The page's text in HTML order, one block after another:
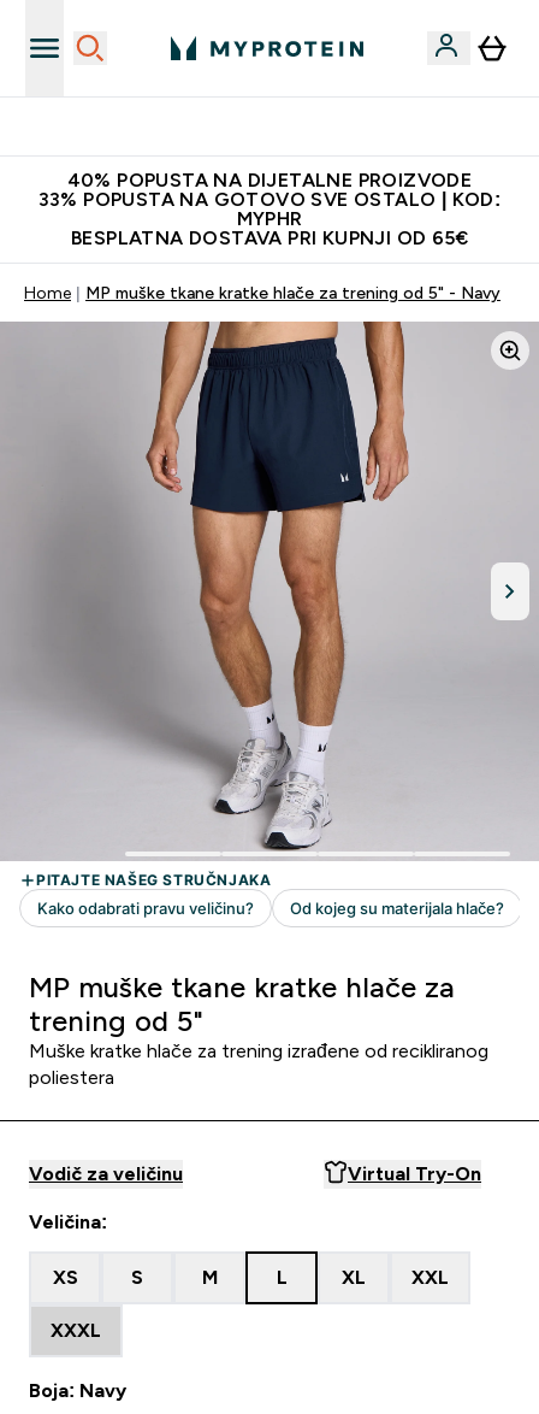
40% POPUSTA NA DIJETALNE PROIZVODE
33% POPUSTA NA GOTOVO SVE OSTALO | KOD:
MYPHR
BESPLATNA DOSTAVA PRI KUPNJI OD 65€
Home MP muške tkane kratke hlače za trening od 5" - Navy
MP muške tkane kratke hlače za
trening od 5"
Muške kratke hlače za trening izrađene od recikliranog
poliestera
Vodič za veličinu Virtual Try-On
Veličina:
XS S M L XL XXL
XXXL
Boja: Navy